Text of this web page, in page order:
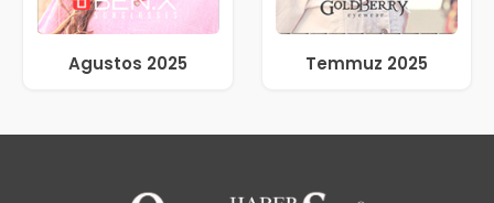
Agustos 2025 Temmuz 2025